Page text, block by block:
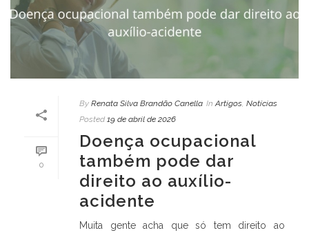
0
By Renata Silva Brandão Canella In Artigos, Notícias
Posted 19 de abril de 2026
Doença ocupacional
também pode dar
direito ao auxílio-
acidente
Muita gente acha que só tem direito ao